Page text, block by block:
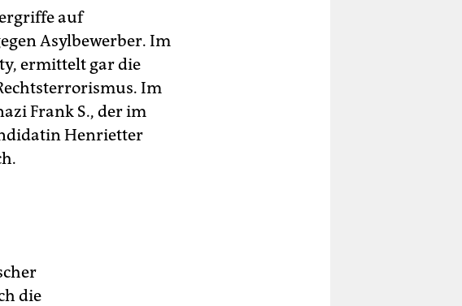
auf
Asylbewerber. Im
ermittelt gar die
Im
Frank S., der im
Henrietter
die